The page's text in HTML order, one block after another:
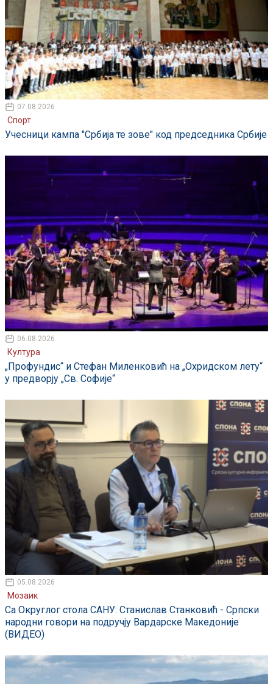
07.08.2026
Спорт
Учесници кампа "Србија те зове" код председника Србије
06.08.2026
Култура
„Профундис“ и Стефан Миленковић на „Охридском лету“
у предворју „Св. Софије“
05.08.2026
Мозаик
Са Округлог стола САНУ: Станислав Станковић - Српски
народни говори на подручју Вардарске Македоније
(ВИДЕО)